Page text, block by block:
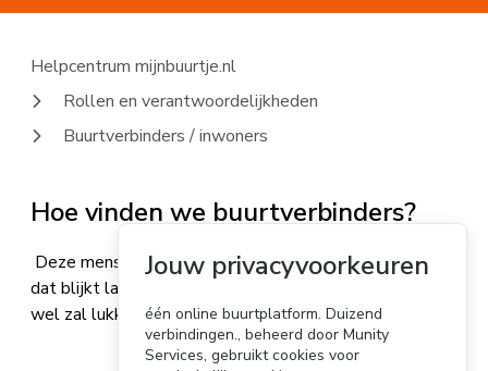
Jouw privacyvoorkeuren
één online buurtplatform. Duizend
verbindingen., beheerd door Munity
Services, gebruikt cookies voor
Helpcentrum mijnbuurtje.nl
Rollen en verantwoordelijkheden
Buurtverbinders / inwoners
Hoe vinden we buurtverbinders?
Deze mensen proberen we nu ook al te vinden, maar
dat blijkt lastig. Wat maakt dat het met mijn buurtje
wel zal lukken?